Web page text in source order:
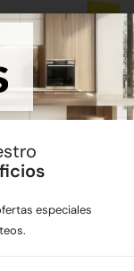
Pastina Weber 2kg
especiales